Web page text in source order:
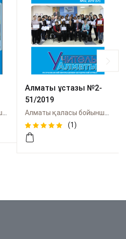
Алматы ұстазы №2-
51/2019
Rated
of 5
1
(1)